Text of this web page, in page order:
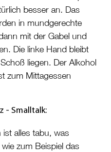
besser an. Das
in mundgerechte
mit der Gabel und
Die linke Hand bleibt
liegen. Der Alkohol
zum Mittagessen
- Smalltalk:
ist alles tabu, was
zum Beispiel das